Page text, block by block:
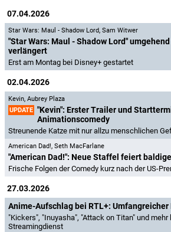
07.04.2026
Star Wars: Maul - Shadow Lord, Sam Witwer
"Star Wars: Maul - Shadow Lord"
verlängert
Erst am Montag bei Disney+ gestartet
02.04.2026
Kevin, Aubrey Plaza
UPDATE "Kevin": Erster Trailer und
Animationscomedy
Streunende Katze mit nur allzu menschlichen
American Dad!, Seth MacFarlane
"American Dad!": Neue Staffel feiert
Frische Folgen der Comedy kurz nach der US-
27.03.2026
Anime-Aufschlag bei RTL+: Umfangreicher
"Kickers", "Inuyasha", "Attack on Titan" und
Streamingdienst